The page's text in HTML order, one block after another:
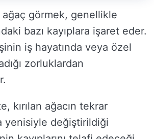
ağaç görmek, genellikle
bazı kayıplara işaret eder.
iş hayatında veya özel
zorluklardan
kırılan ağacın tekrar
yenisiyle değiştirildiği